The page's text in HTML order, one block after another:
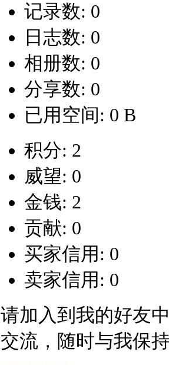
记录数: 0
日志数: 0
相册数: 0
分享数: 0
已用空间: 0 B
积分: 2
威望: 0
金钱: 2
贡献: 0
买家信用: 0
卖家信用: 0
请加入到我的好友
交流，随时与我保